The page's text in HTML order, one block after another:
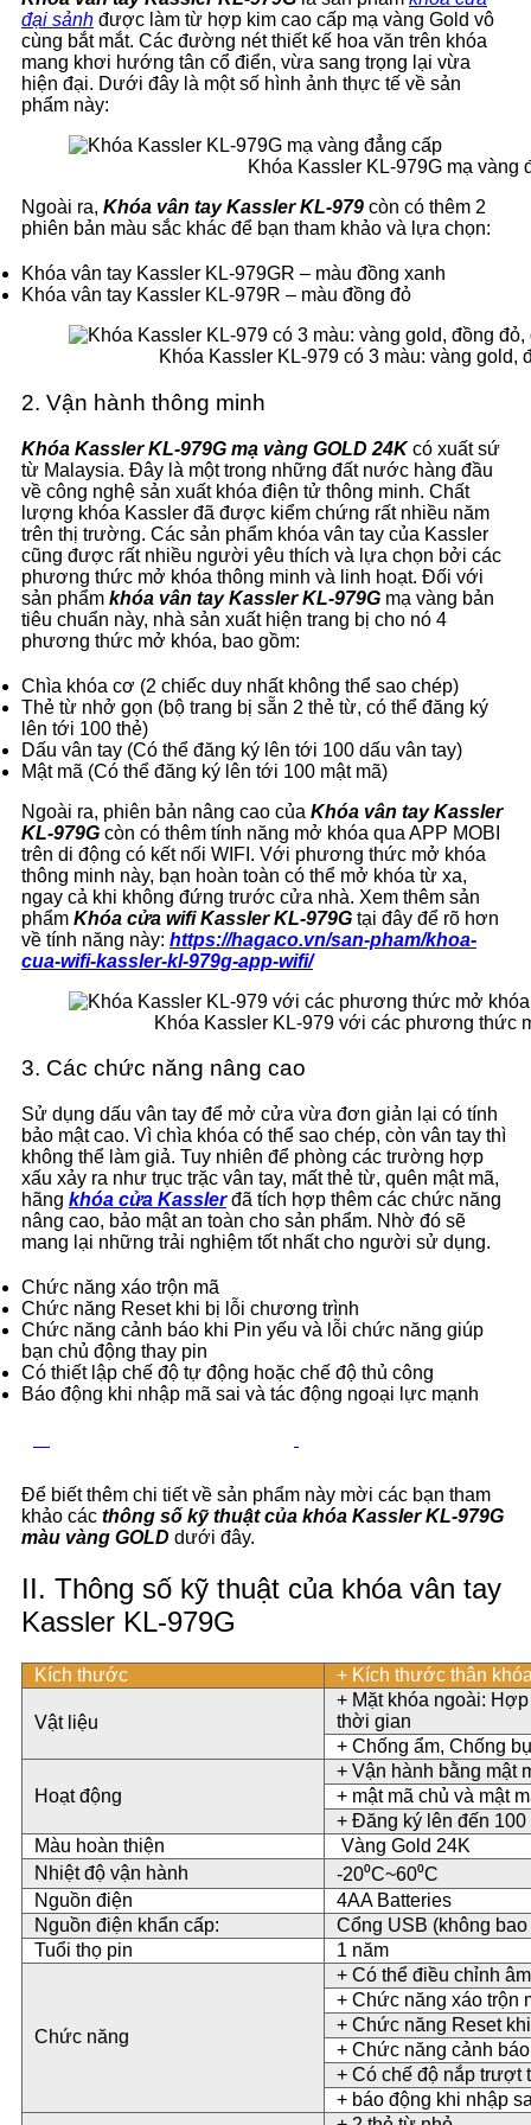
đại sảnh được làm từ hợp kim cao cấp mạ vàng Gold vô
cùng bắt mắt. Các đường nét thiết kế hoa văn trên khóa
mang khơi hướng tân cổ điển, vừa sang trọng lại vừa
hiện đại. Dưới đây là một số hình ảnh thực tế về sản
phẩm này:
Khóa Kassler KL-979G mạ vàng
Ngoài ra, Khóa vân tay Kassler KL-979 còn có thêm 2
phiên bản màu sắc khác để bạn tham khảo và lựa chọn:
Khóa vân tay Kassler KL-979GR – màu đồng xanh
Khóa vân tay Kassler KL-979R – màu đồng đỏ
Khóa Kassler KL-979 có 3 màu: vàng gold,
2. Vận hành thông minh
Khóa Kassler KL-979G mạ vàng GOLD 24Kcó xuất sứ
từ Malaysia. Đây là một trong những đất nước hàng đầu
về công nghệ sản xuất khóa điện tử thông minh. Chất
lượng khóa Kassler đã được kiểm chứng rất nhiều năm
trên thị trường. Các sản phẩm khóa vân tay của Kassler
cũng được rất nhiều người yêu thích và lựa chọn bởi các
phương thức mở khóa thông minh và linh hoạt. Đối với
sản phẩm khóa vân tay Kassler KL-979G mạ vàng bản
tiêu chuẩn này, nhà sản xuất hiện trang bị cho nó 4
phương thức mở khóa, bao gồm:
Chìa khóa cơ (2 chiếc duy nhất không thể sao chép)
Thẻ từ nhở gọn (bộ trang bị sẵn 2 thẻ từ, có thể đăng ký
lên tới 100 thẻ)
Dấu vân tay (Có thể đăng ký lên tới 100 dấu vân tay)
Mật mã (Có thể đăng ký lên tới 100 mật mã)
Ngoài ra, phiên bản nâng cao của Khóa vân tay Kassler
KL-979G còn có thêm tính năng mở khóa qua APP MOBI
trên di động có kết nối WIFI. Với phương thức mở khóa
thông minh này, bạn hoàn toàn có thể mở khóa từ xa,
ngay cả khi không đứng trước cửa nhà. Xem thêm sản
phẩm Khóa cửa wifi Kassler KL-979G tại đây để rõ hơn
về tính năng này: https://hagaco.vn/san-pham/khoa-
cua-wifi-kassler-kl-979g-app-wifi/
Khóa Kassler KL-979 với các phương thức
3. Các chức năng nâng cao
Sử dụng dấu vân tay để mở cửa vừa đơn giản lại có tính
bảo mật cao. Vì chìa khóa có thể sao chép, còn vân tay thì
không thể làm giả. Tuy nhiên để phòng các trường hợp
xấu xảy ra như trục trặc vân tay, mất thẻ từ, quên mật mã,
hãng khóa cửa Kasslerđã tích hợp thêm các chức năng
nâng cao, bảo mật an toàn cho sản phẩm. Nhờ đó sẽ
mang lại những trải nghiệm tốt nhất cho người sử dụng.
Chức năng xáo trộn mã
Chức năng Reset khi bị lỗi chương trình
Chức năng cảnh báo khi Pin yếu và lỗi chức năng giúp
bạn chủ động thay pin
Có thiết lập chế độ tự động hoặc chế độ thủ công
Báo động khi nhập mã sai và tác động ngoại lực mạnh
Để biết thêm chi tiết về sản phẩm này mời các bạn tham
khảo các thông số kỹ thuật của khóa Kassler KL-979G
màu vàng GOLD dưới đây.
II. Thông số kỹ thuật của khóa vân tay
Kassler KL-979G
Kích thước + Kích thước thân
Vật liệu
+ Mặt khóa ngoài:
thời gian
+ Chống ẩm, Chống
Hoạt động
+ Vận hành bằng mật
+ mật mã chủ và mật
+ Đăng ký lên đến 100
Màu hoàn thiện
Vàng Gold 24K
Nhiệt độ vận hành
-20⁰C~60⁰C
Nguồn điện
4AA Batteries
Nguồn điện khẩn cấp:
Cổng USB (không bao
Tuổi thọ pin
1 năm
Chức năng
+ Có thể điều chỉnh
+ Chức năng xáo trộn
+ Chức năng Reset
+ Chức năng cảnh
+ Có chế độ nắp trượt
+ báo động khi nhập